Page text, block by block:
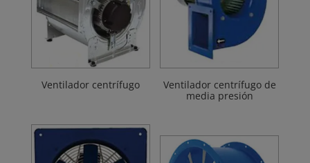
Ventilador centrífugo
Ventilador centrífugo de
media presión